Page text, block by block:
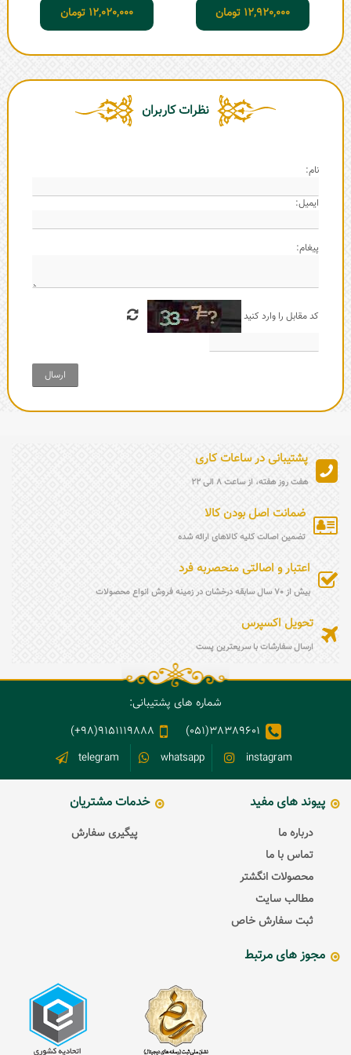
12,920,000 تومان 12,020,000 تومان
نظرات کاربران
نام:
ایمیل:
پیغام:
کد مقابل را وارد کنید
ارسال
پشتیبانی در ساعات کاری
هفت روز هفته، از ساعت 8 الی 22
ضمانت اصل بودن کالا
تضمین اصالت کلیه کالاهای ارائه شده
اعتبار و اصالتی منحصربه فرد
بیش از 70 سال سابقه درخشان در زمینه فروش انواع محصولات
تحویل اکسپرس
ارسال سفارشات با سریعترین پست
شماره های پشتیبانی:
38389601(051)
9151119888(98+)
instagram
whatsapp
telegram
پیوند های مفید
درباره ما
تماس با ما
محصولات انگشتر
مطالب سایت
ثبت سفارش خاص
خدمات مشتریان
پیگیری سفارش
مجوز های مرتبط